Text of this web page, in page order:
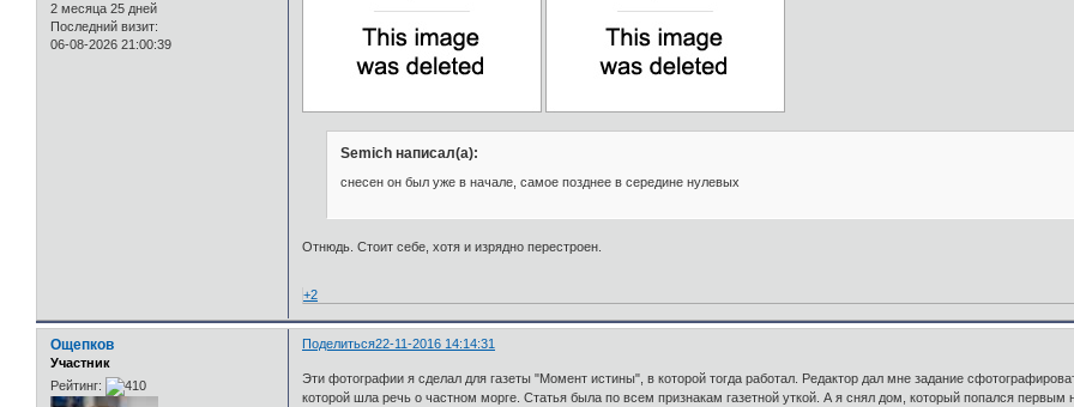
2 месяца 25 дней
Последний визит:
06-08-2026 21:00:39
Semich написал(а):
снесен он был уже в начале, самое позднее в середине нулевых
Отнюдь. Стоит себе, хотя и изрядно перестроен.
+2
Поделиться22-11-2016 14:14:31
Ощепков
Участник
Рейтинг:
Эти фотографии я сделал для газеты "Момент истины", в которой тогда работал. Редактор дал мне задание
которой шла речь о частном морге. Статья была по всем признакам газетной уткой. А я снял дом, который попался